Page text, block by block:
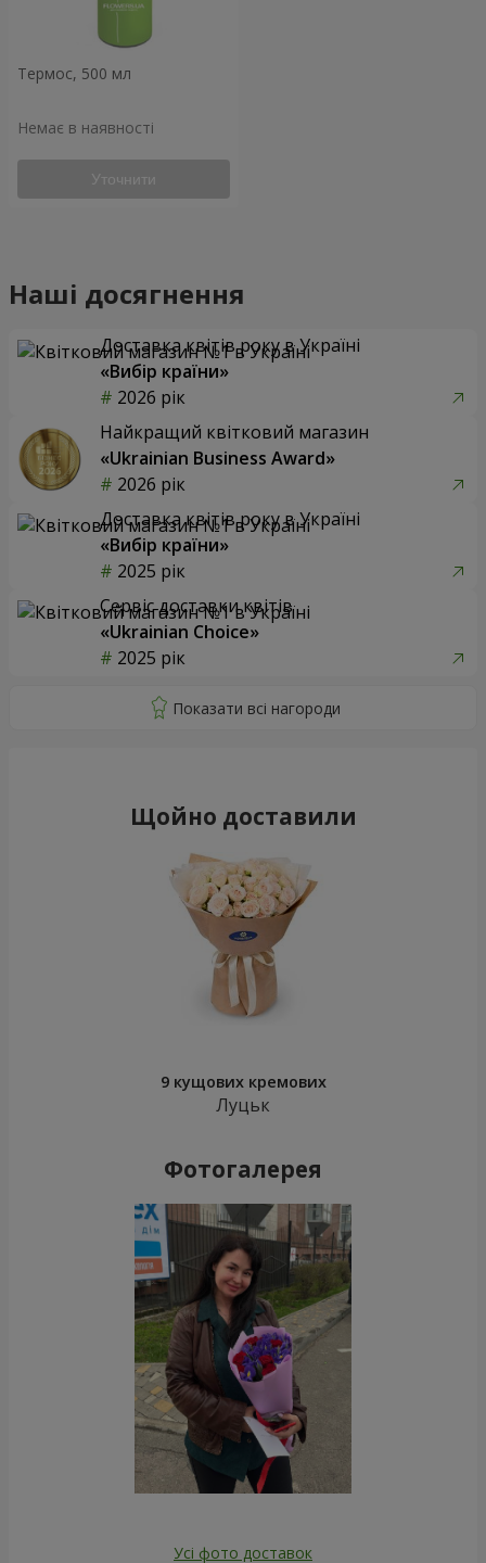
Термос, 500 мл
Немає в наявності
Уточнити
Наші досягнення
Доставка квітів року в Україні
«Вибір країни»
2026 рік
Найкращий квітковий магазин
«Ukrainian Business Award»
2026 рік
Доставка квітів року в Україні
«Вибір країни»
2025 рік
Сервіс доставки квітів
«Ukrainian Choice»
2025 рік
Щойно доставили
9 кущових кремових
Луцьк
Фотогалерея
Усі фото доставок